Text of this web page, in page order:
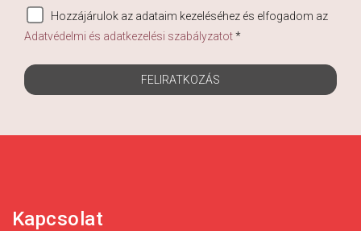
Hozzájárulok az adataim kezeléséhez és elfogadom az
Adatvédelmi és adatkezelési szabályzatot*
FELIRATKOZÁS
Kapcsolat